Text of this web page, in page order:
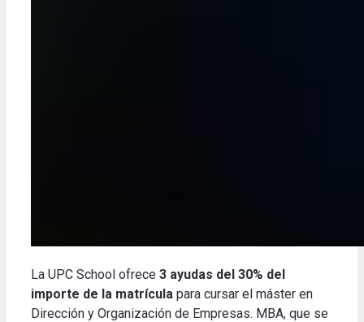
La UPC School ofrece 3 ayudas del 30% del
importe de la matrícula para cursar el máster en
Dirección y Organización de Empresas. MBA, que se